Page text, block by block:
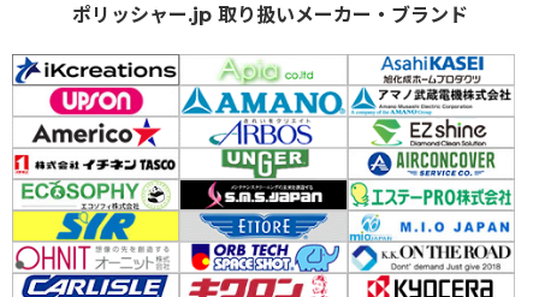
ポリッシャー.jp 取り扱いメーカー・ブランド